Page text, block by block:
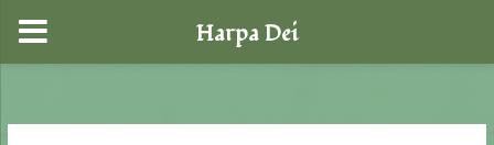
contenido
Harpa Dei